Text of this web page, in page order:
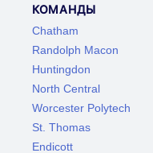
КОМАНДЫ
Chatham
Randolph Macon
Huntingdon
North Central
Worcester Polytech
St. Thomas
Endicott